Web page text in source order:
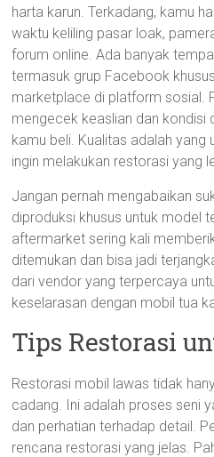
harta karun. Terkadang, kamu
waktu keliling pasar loak,
forum online. Ada banyak
termasuk grup Facebook
marketplace di platform sosial.
mengecek keaslian dan kondisi
kamu beli. Kualitas adalah yang
ingin melakukan restorasi yang
Jangan pernah mengabaikan
diproduksi khusus untuk model
aftermarket sering kali
ditemukan dan bisa jadi
dari vendor yang terpercaya
keselarasan dengan mobil tua
Tips Restorasi
Restorasi mobil lawas tidak
cadang. Ini adalah proses seni
dan perhatian terhadap detail.
rencana restorasi yang jelas.